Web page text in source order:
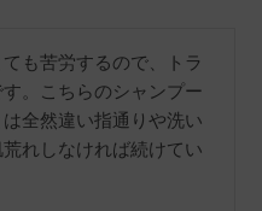
も苦労するので、トラ
。こちらのシャンプー
全然違い指通りや洗い
れしなければ続けてい